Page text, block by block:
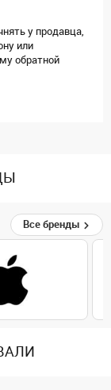
у продавца,
или
обратной
Все бренды